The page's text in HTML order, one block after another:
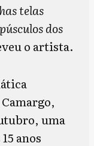
telas
dos
o artista.
uma
anos